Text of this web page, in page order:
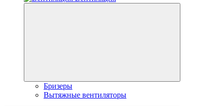
Бризеры
Вытяжные вентиляторы